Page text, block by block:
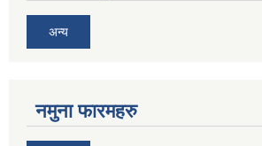
अन्य
नमुना फारमहरु